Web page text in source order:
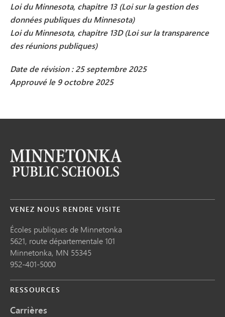
Loi du Minnesota, chapitre 13 (Loi sur la gestion des
données publiques du Minnesota)
Loi du Minnesota, chapitre 13D (Loi sur la transparence
des réunions publiques)
Date de révision : 25 septembre 2025
Approuvé le 9 octobre 2025
VENEZ NOUS RENDRE VISITE
Écoles publiques de Minnetonka
5621, route départementale 101
Minnetonka, MN 55345
952-401-5000
RESSOURCES
Carrières